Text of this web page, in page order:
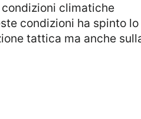
climatiche
condizioni ha spinto
tattica ma anche